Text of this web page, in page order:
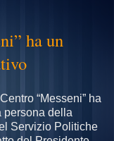
ha un
“Messeni” ha
persona della
Servizio Politiche